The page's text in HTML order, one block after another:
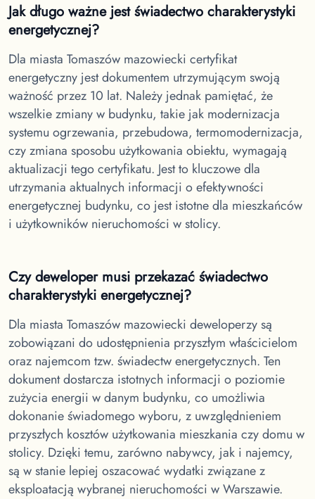
Jak długo ważne jest świadectwo charakterystyki
energetycznej?
Dla miasta Tomaszów mazowiecki certyfikat
energetyczny jest dokumentem utrzymującym swoją
ważność przez 10 lat. Należy jednak pamiętać, że
wszelkie zmiany w budynku, takie jak modernizacja
systemu ogrzewania, przebudowa, termomodernizacja,
czy zmiana sposobu użytkowania obiektu, wymagają
aktualizacji tego certyfikatu. Jest to kluczowe dla
utrzymania aktualnych informacji o efektywności
energetycznej budynku, co jest istotne dla mieszkańców
i użytkowników nieruchomości w stolicy.
Czy deweloper musi przekazać świadectwo
charakterystyki energetycznej?
Dla miasta Tomaszów mazowiecki deweloperzy są
zobowiązani do udostępnienia przyszłym właścicielom
oraz najemcom tzw. świadectw energetycznych. Ten
dokument dostarcza istotnych informacji o poziomie
zużycia energii w danym budynku, co umożliwia
dokonanie świadomego wyboru, z uwzględnieniem
przyszłych kosztów użytkowania mieszkania czy domu w
stolicy. Dzięki temu, zarówno nabywcy, jak i najemcy,
są w stanie lepiej oszacować wydatki związane z
eksploatacją wybranej nieruchomości w Warszawie.